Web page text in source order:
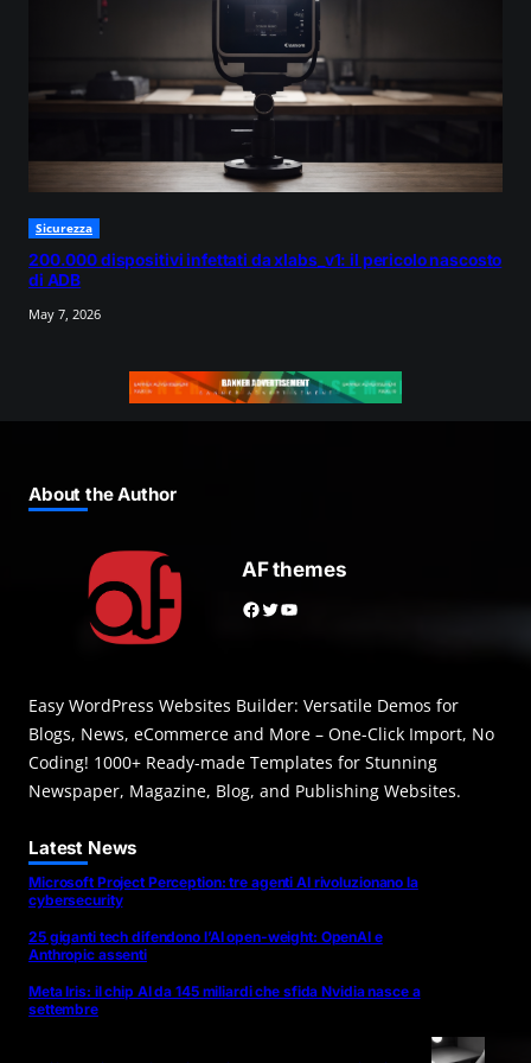
Sicurezza
200.000 dispositivi infettati da xlabs_v1: il pericolo nascosto
di ADB
May 7, 2026
About the Author
AF themes
Facebook Twitter YouTube
Easy WordPress Websites Builder: Versatile Demos for
Blogs, News, eCommerce and More – One-Click Import, No
Coding! 1000+ Ready-made Templates for Stunning
Newspaper, Magazine, Blog, and Publishing Websites.
Latest News
Microsoft Project Perception: tre agenti AI rivoluzionano la
cybersecurity
25 giganti tech difendono l’AI open-weight: OpenAI e
Anthropic assenti
Meta Iris: il chip AI da 145 miliardi che sfida Nvidia nasce a
settembre